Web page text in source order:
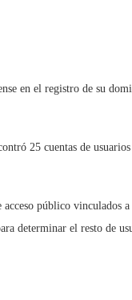
en el registro de su
25 cuentas de
público vinculados
determinar el resto de